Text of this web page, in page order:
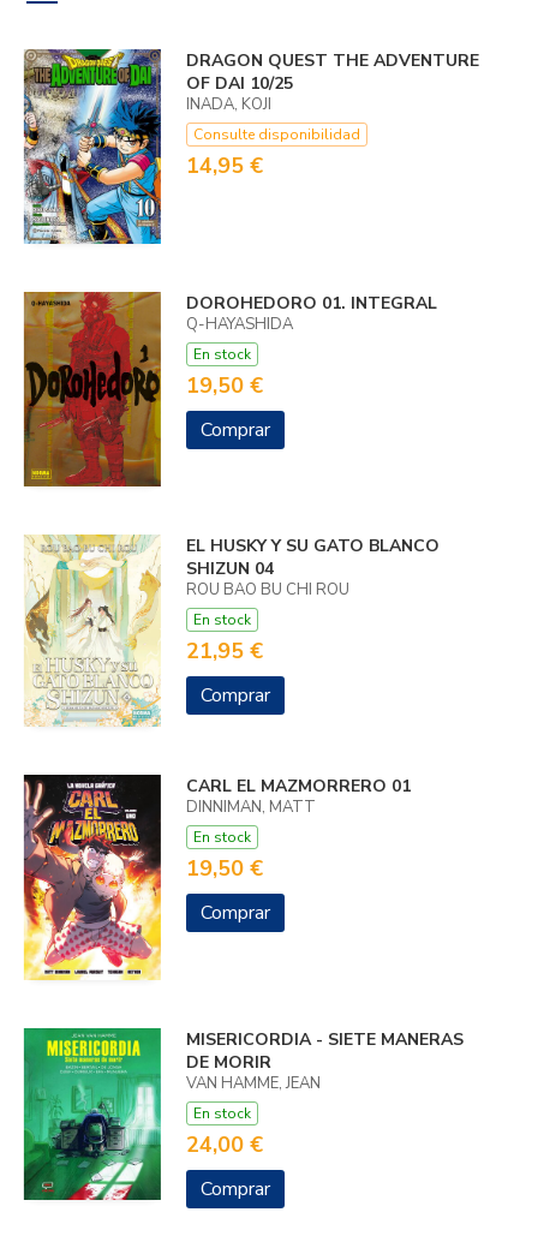
DRAGON QUEST THE ADVENTURE
OF DAI 10/25
INADA, KOJI
Consulte disponibilidad
14,95 €
DOROHEDORO 01. INTEGRAL
Q-HAYASHIDA
En stock
19,50 €
Comprar
EL HUSKY Y SU GATO BLANCO
SHIZUN 04
ROU BAO BU CHI ROU
En stock
21,95 €
Comprar
CARL EL MAZMORRERO 01
DINNIMAN, MATT
En stock
19,50 €
Comprar
MISERICORDIA - SIETE MANERAS
DE MORIR
VAN HAMME, JEAN
En stock
24,00 €
Comprar